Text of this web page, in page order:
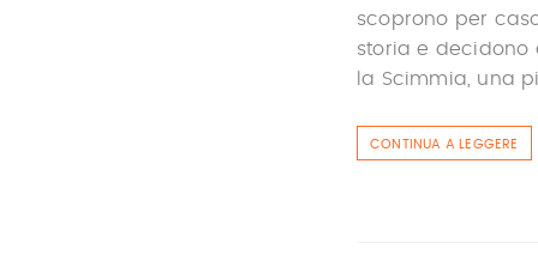
scoprono per
storia e decidono
la Scimmia, una
CONTINUA A LEGGERE